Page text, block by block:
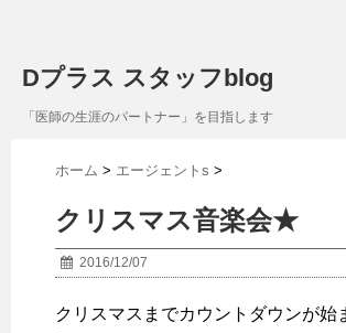
Dプラス スタッフblog
「医師の生涯のパートナー」を目指します
ホーム > エージェントs >
クリスマス音楽会★
2016/12/07
クリスマスまでカウントダウンが始